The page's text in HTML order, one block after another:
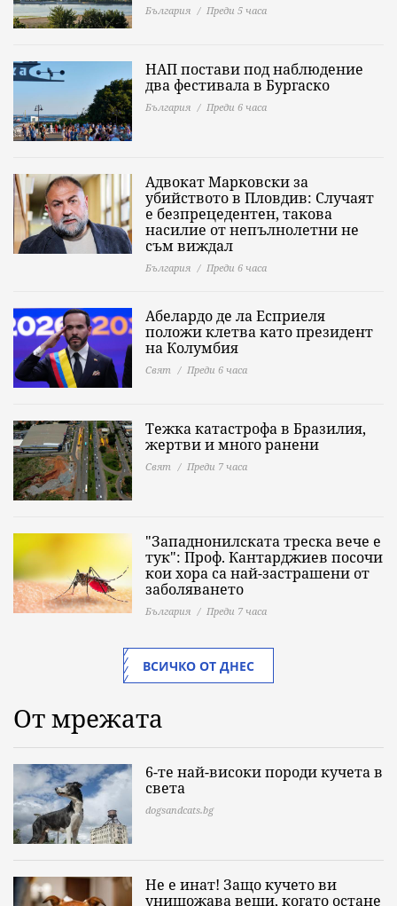
България Преди 5 часа
НАП постави под наблюдение
два фестивала в Бургаско
България Преди 6 часа
Адвокат Марковски за
убийството в Пловдив: Случаят
е безпрецедентен, такова
насилие от непълнолетни не
съм виждал
България Преди 6 часа
Абелардо де ла Есприеля
положи клетва като президент
на Колумбия
Свят Преди 6 часа
Тежка катастрофа в Бразилия,
жертви и много ранени
Свят Преди 7 часа
"Западнонилската треска вече е
тук": Проф. Кантарджиев посочи
кои хора са най-застрашени от
заболяването
България Преди 7 часа
ВСИЧКО ОТ ДНЕС
От мрежата
6-те най-високи породи кучета в
света
dogsandcats.bg
Не е инат! Защо кучето ви
унищожава вещи, когато остане